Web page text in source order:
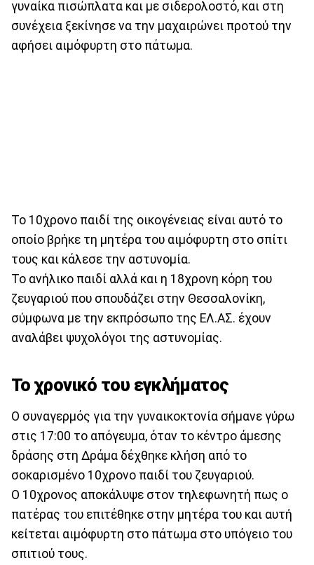
γυναίκα πισώπλατα και με σιδερολοστό, και στη
συνέχεια ξεκίνησε να την μαχαιρώνει προτού την
αφήσει αιμόφυρτη στο πάτωμα.
Το 10χρονο παιδί της οικογένειας είναι αυτό το
οποίο βρήκε τη μητέρα του αιμόφυρτη στο σπίτι
τους και κάλεσε την αστυνομία.
Το ανήλικο παιδί αλλά και η 18χρονη κόρη του
ζευγαριού που σπουδάζει στην Θεσσαλονίκη,
σύμφωνα με την εκπρόσωπο της ΕΛ.ΑΣ. έχουν
αναλάβει ψυχολόγοι της αστυνομίας.
Το χρονικό του εγκλήματος
Ο συναγερμός για την γυναικοκτονία σήμανε γύρω
στις 17:00 το απόγευμα, όταν το κέντρο άμεσης
δράσης στη Δράμα δέχθηκε κλήση από το
σοκαρισμένο 10χρονο παιδί του ζευγαριού.
Ο 10χρονος αποκάλυψε στον τηλεφωνητή πως ο
πατέρας του επιτέθηκε στην μητέρα του και αυτή
κείτεται αιμόφυρτη στο πάτωμα στο υπόγειο του
σπιτιού τους.